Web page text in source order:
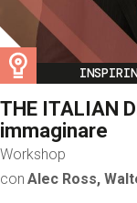
Image
THE ITALIAN
immaginare
Workshop
con Alec Ross,